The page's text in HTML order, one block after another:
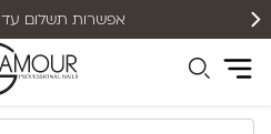
אפשרות תשלום עד 12 תשלומים